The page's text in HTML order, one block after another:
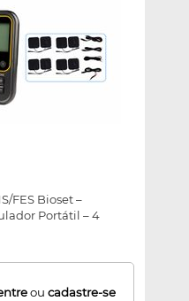
FES Bioset –
Portátil – 4
ou cadastre-se